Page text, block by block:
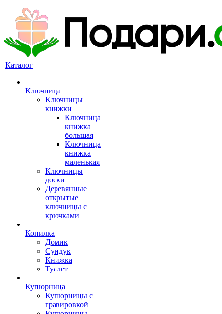
Каталог
Ключница
Ключницы
книжки
Ключница
книжка
большая
Ключница
книжка
маленькая
Ключницы
доски
Деревянные
открытые
ключницы с
крючками
Копилка
Домик
Сундук
Книжка
Туалет
Купюрница
Купюрницы с
гравировкой